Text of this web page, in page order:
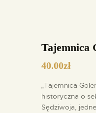
Tajemnica
40.00zł
„Tajemnica
historyczna o
Sędziwoja,